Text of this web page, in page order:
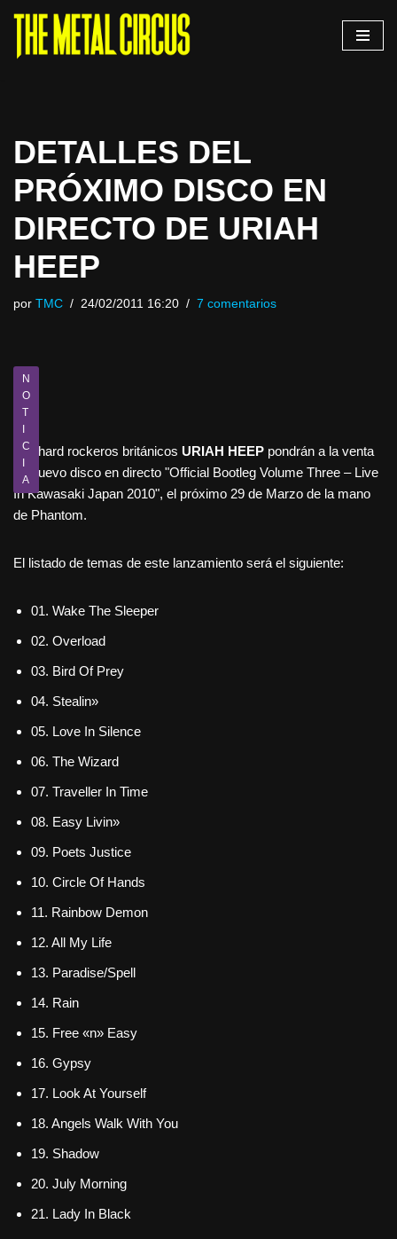
Saltar
DETALLES DEL
PRÓXIMO DISCO EN
DIRECTO DE URIAH
HEEP
por TMC 24/02/2011 16:20 7 comentarios
N
O
T
I
C
I
A
Los hard rockeros británicos URIAH HEEP pondrán a la venta
su nuevo disco en directo "Official Bootleg Volume Three – Live
In Kawasaki Japan 2010", el próximo 29 de Marzo de la mano
de Phantom.
El listado de temas de este lanzamiento será el siguiente:
01. Wake The Sleeper
02. Overload
03. Bird Of Prey
04. Stealin»
05. Love In Silence
06. The Wizard
07. Traveller In Time
08. Easy Livin»
09. Poets Justice
10. Circle Of Hands
11. Rainbow Demon
12. All My Life
13. Paradise/Spell
14. Rain
15. Free «n» Easy
16. Gypsy
17. Look At Yourself
18. Angels Walk With You
19. Shadow
20. July Morning
21. Lady In Black